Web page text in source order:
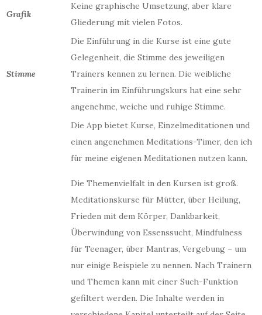
Grafik
Keine graphische Umsetzung, aber klare
Gliederung mit vielen Fotos.
Stimme
Die Einführung in die Kurse ist eine gute
Gelegenheit, die Stimme des jeweiligen
Trainers kennen zu lernen. Die weibliche
Trainerin im Einführungskurs hat eine sehr
angenehme, weiche und ruhige Stimme.
Die App bietet Kurse, Einzelmeditationen und
einen angenehmen Meditations-Timer, den ich
für meine eigenen Meditationen nutzen kann.
Die Themenvielfalt in den Kursen ist groß.
Meditationskurse für Mütter, über Heilung,
Frieden mit dem Körper, Dankbarkeit,
Überwindung von Essenssucht, Mindfulness
für Teenager, über Mantras, Vergebung – um
nur einige Beispiele zu nennen. Nach Trainern
und Themen kann mit einer Such-Funktion
gefiltert werden. Die Inhalte werden in